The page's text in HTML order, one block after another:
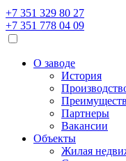
+7 351 329 80 27
+7 351 778 04 09
О заводе
История
Партнеры
Вакансии
Объекты
Жилая